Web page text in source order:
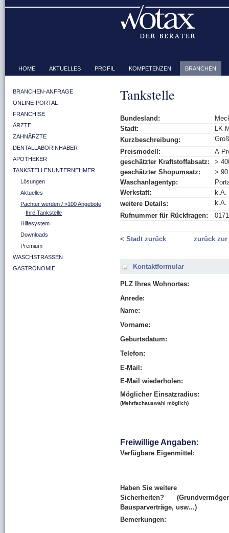
HOME AKTUELLES PROFIL KOMPETENZEN BRANCHEN
BRANCHEN-ANFRAGE
ONLINE-PORTAL
FRANCHISE
ÄRZTE
ZAHNÄRZTE
DENTALLABORINHABER
APOTHEKER
TANKSTELLENUNTERNEHMER
Lösungen
Aktuelles
Pächter werden / >100 Angebote
Ihre Tankstelle
Hilfesystem
Downloads
Premium
WASCHSTRASSEN
GASTRONOMIE
Tankstelle
Bundesland:
Stadt:
LK
Kurzbeschreibung:
Preismodell:
A-
geschätzter Kraftstoffabsatz:
>
geschätzter Shopumsatz:
>
Waschanlagentyp:
Werkstatt:
k.A.
weitere Details:
k.A.
Rufnummer für Rückfragen:
< Stadt zurück zurück zur
Kontaktformular
PLZ Ihres Wohnortes:
Anrede:
Name:
Vorname:
Geburtsdatum:
Telefon:
E-Mail:
E-Mail wiederholen:
Möglicher Einsatzradius:
(Mehrfachauswahl möglich)
Freiwillige Angaben:
Verfügbare Eigenmittel:
Haben Sie weitere
Sicherheiten?
Bausparverträge, usw...)
Bemerkungen: